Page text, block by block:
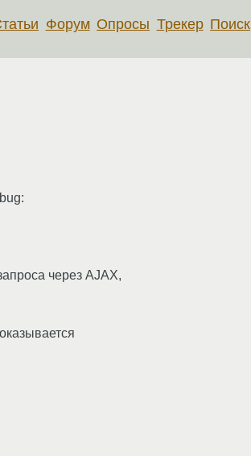
Форум Опросы Трекер Поиск
через AJAX,